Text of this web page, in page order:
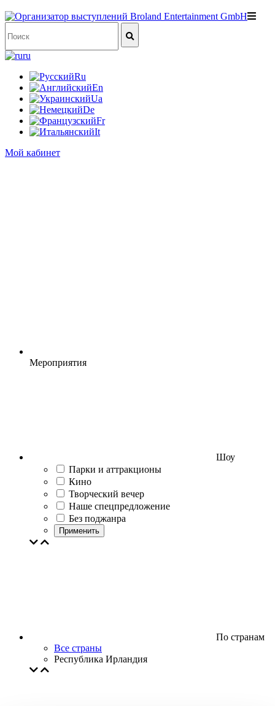
ru
Ru
En
Ua
De
Fr
It
Мой кабинет
Мероприятия
Шоу
Парки и аттракционы
Кино
Творческий вечер
Наше спецпредложение
Без поджанра
Применить
По странам
Все страны
Республика Ирландия